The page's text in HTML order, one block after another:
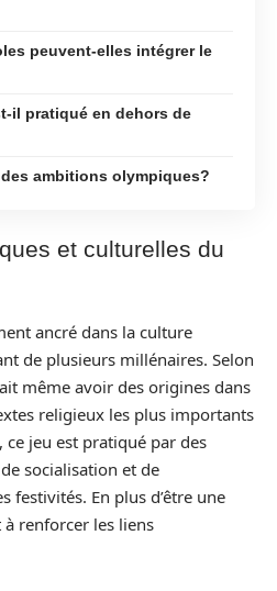
peuvent-elles intégrer le
il pratiqué en dehors de
ambitions olympiques?
et culturelles du
ancré dans la culture
de plusieurs millénaires. Selon
même avoir des origines dans
religieux les plus importants
jeu est pratiqué par des
socialisation et de
festivités. En plus d’être une
renforcer les liens